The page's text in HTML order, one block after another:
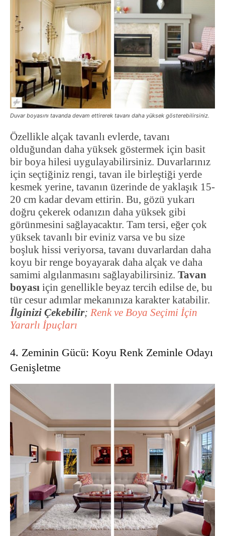
Duvar boyasını tavanda devam ettirerek tavanı daha yüksek gösterebilirsiniz.
Özellikle alçak tavanlı evlerde, tavanı
olduğundan daha yüksek göstermek için basit
bir boya hilesi uygulayabilirsiniz. Duvarlarınız
için seçtiğiniz rengi, tavan ile birleştiği yerde
kesmek yerine, tavanın üzerinde de yaklaşık 15-
20 cm kadar devam ettirin. Bu, gözü yukarı
doğru çekerek odanızın daha yüksek gibi
görünmesini sağlayacaktır. Tam tersi, eğer çok
yüksek tavanlı bir eviniz varsa ve bu size
boşluk hissi veriyorsa, tavanı duvarlardan daha
koyu bir renge boyayarak daha alçak ve daha
samimi algılanmasını sağlayabilirsiniz. Tavan
boyası için genellikle beyaz tercih edilse de, bu
tür cesur adımlar mekanınıza karakter katabilir.
İlginizi Çekebilir; Renk ve Boya Seçimi İçin
Yararlı İpuçları
4. Zeminin Gücü: Koyu Renk Zeminle Odayı
Genişletme